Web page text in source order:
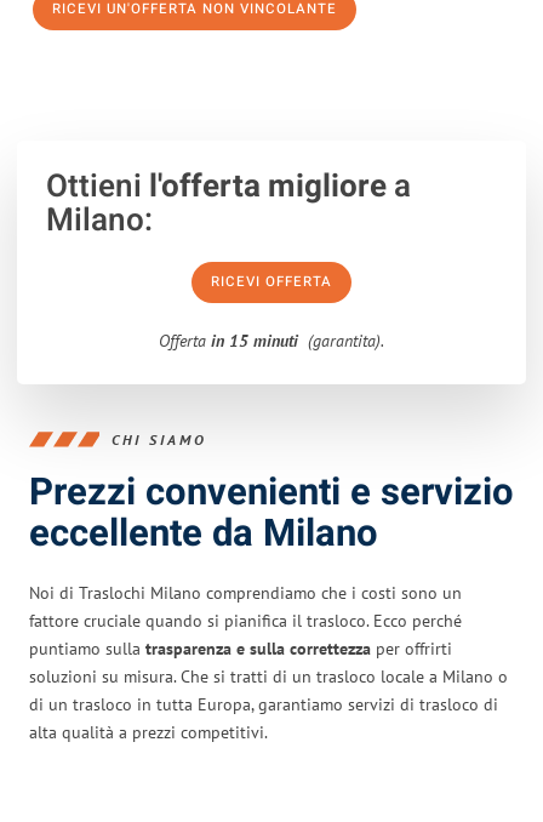
RICEVI UN'OFFERTA NON VINCOLANTE
Ottieni l'offerta migliorea
Milano:
RICEVI OFFERTA
Offerta in 15 minuti (garantita).
CHI SIAMO
Prezzi convenienti e servizio
eccellente da Milano
Noi di Traslochi Milano comprendiamo che i costi sono un
fattore cruciale quando si pianifica il trasloco. Ecco perché
puntiamo sulla trasparenza e sulla correttezza per offrirti
soluzioni su misura. Che si tratti di un trasloco locale a Milano o
di un trasloco in tutta Europa, garantiamo servizi di trasloco di
alta qualità a prezzi competitivi.